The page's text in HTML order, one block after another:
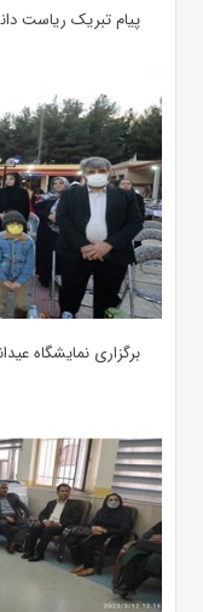
پیام تبریک ریاست
برگزاری نمایشگاه